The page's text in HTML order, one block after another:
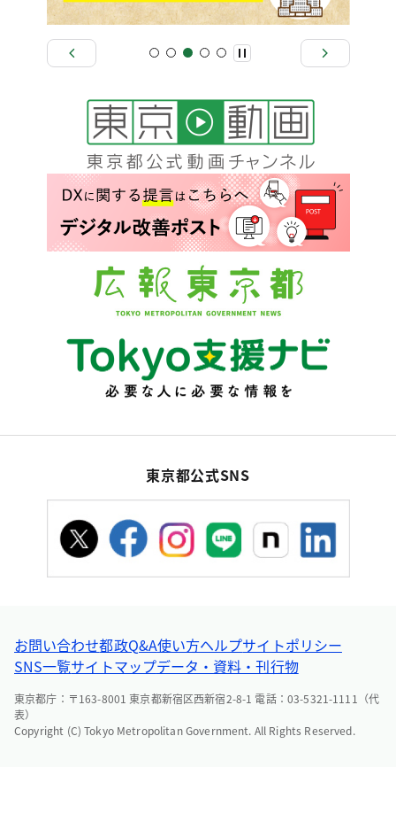
東京都公式SNS
お問い合わせ都政Q&A使い方ヘルプサイトポリシー
SNS一覧サイトマップデータ・資料・刊行物
東京都庁：〒163-8001 東京都新宿区西新宿2-8-1 電話：03-5321-1111（代
表）
Copyright (C) Tokyo Metropolitan Government. All Rights Reserved.